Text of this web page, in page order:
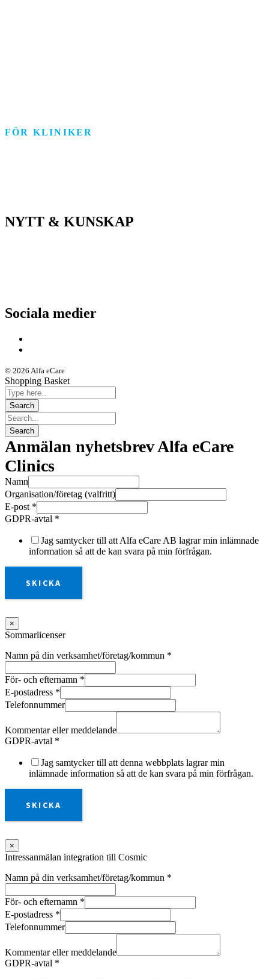
FÖR KLINIKER
NYTT & KUNSKAP
Sociala medier
© 2026 Alfa eCare
Shopping Basket
Anmälan nyhetsbrev Alfa eCare
Clinics
Namn
Organisation/företag (valfritt)
E-post *
GDPR-avtal *
Jag samtycker till att Alfa eCare AB lagrar min inlämnade
information så att de kan svara på min förfrågan.
SKICKA
×
Sommarlicenser
Namn på din verksamhet/företag/kommun *
För- och efternamn *
E-postadress *
Telefonnummer
Kommentar eller meddelande
GDPR-avtal *
Jag samtycker till att denna webbplats lagrar min
inlämnade information så att de kan svara på min förfrågan.
SKICKA
×
Intressanmälan integration till Cosmic
Namn på din verksamhet/företag/kommun *
För- och efternamn *
E-postadress *
Telefonnummer
Kommentar eller meddelande
GDPR-avtal *